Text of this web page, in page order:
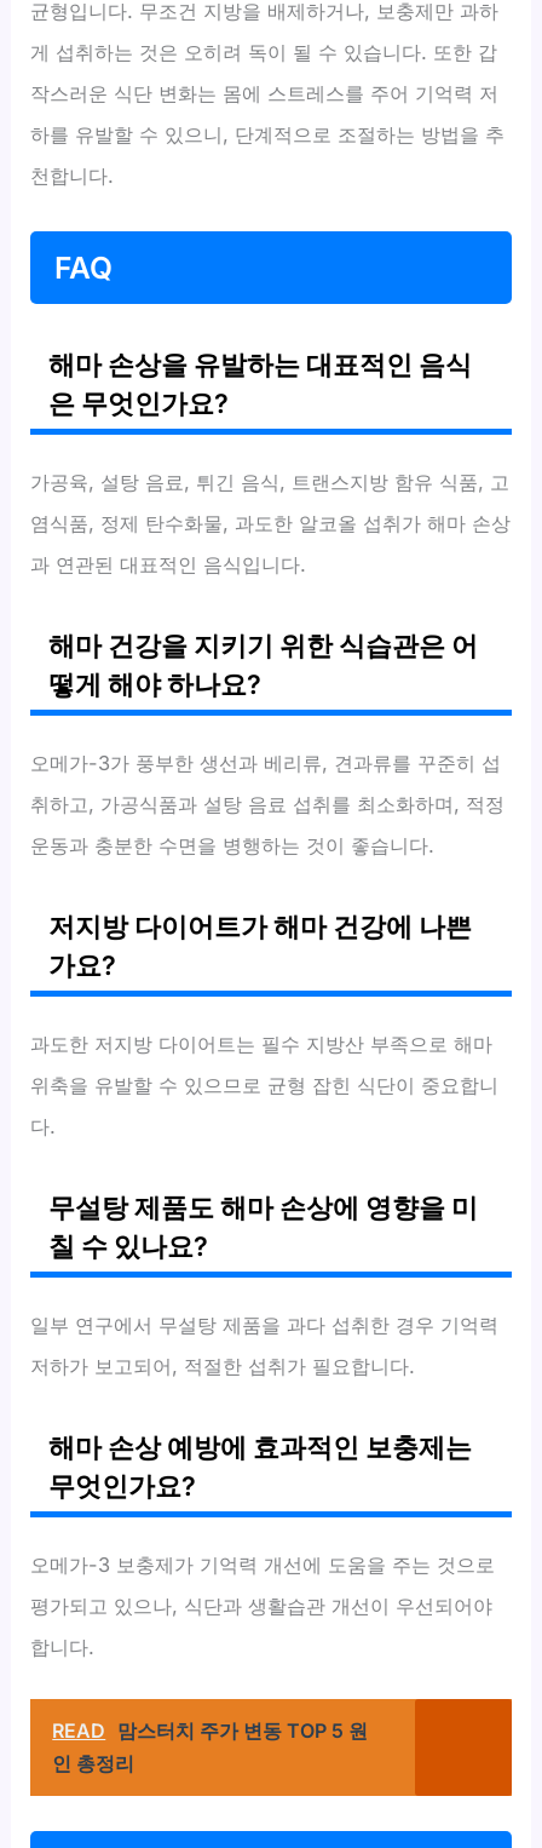
균형입니다. 무조건 지방을 배제하거나, 보충제만 과하
게 섭취하는 것은 오히려 독이 될 수 있습니다. 또한 갑
작스러운 식단 변화는 몸에 스트레스를 주어 기억력 저
하를 유발할 수 있으니, 단계적으로 조절하는 방법을 추
천합니다.
FAQ
해마 손상을 유발하는 대표적인 음식
은 무엇인가요?
가공육, 설탕 음료, 튀긴 음식, 트랜스지방 함유 식품, 고
염식품, 정제 탄수화물, 과도한 알코올 섭취가 해마 손상
과 연관된 대표적인 음식입니다.
해마 건강을 지키기 위한 식습관은 어
떻게 해야 하나요?
오메가-3가 풍부한 생선과 베리류, 견과류를 꾸준히 섭
취하고, 가공식품과 설탕 음료 섭취를 최소화하며, 적정
운동과 충분한 수면을 병행하는 것이 좋습니다.
저지방 다이어트가 해마 건강에 나쁜
가요?
과도한 저지방 다이어트는 필수 지방산 부족으로 해마
위축을 유발할 수 있으므로 균형 잡힌 식단이 중요합니
다.
무설탕 제품도 해마 손상에 영향을 미
칠 수 있나요?
일부 연구에서 무설탕 제품을 과다 섭취한 경우 기억력
저하가 보고되어, 적절한 섭취가 필요합니다.
해마 손상 예방에 효과적인 보충제는
무엇인가요?
오메가-3 보충제가 기억력 개선에 도움을 주는 것으로
평가되고 있으나, 식단과 생활습관 개선이 우선되어야
합니다.
READ 맘스터치 주가 변동 TOP 5 원
인 총정리